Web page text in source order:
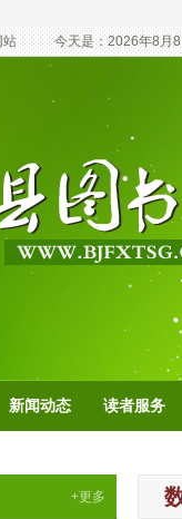
站 今天是：2026年8月
新闻动态 读者服务
+更多